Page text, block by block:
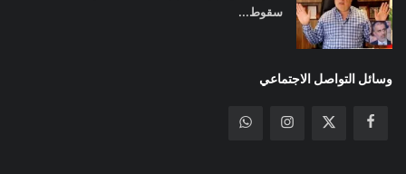
سقوط...
وسائل التواصل الاجتماعي